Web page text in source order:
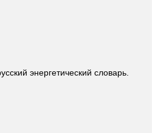
энергетический словарь.